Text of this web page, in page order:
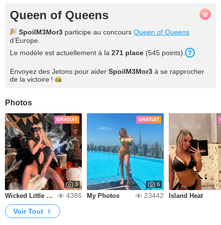
Queen of Queens
SpoilM3Mor3 participe au concours Queen of Queens
d’Europe.
Le modèle est actuellement à la 271 place (545 points).
Envoyez des Jetons pour aider SpoilM3Mor3 à se rapprocher
de la victoire !
Photos
GRATUIT
3
Wicked Little Treat🎃👻 4386
GRATUIT
6
My Photos 23442 Island Heat
Voir Tout